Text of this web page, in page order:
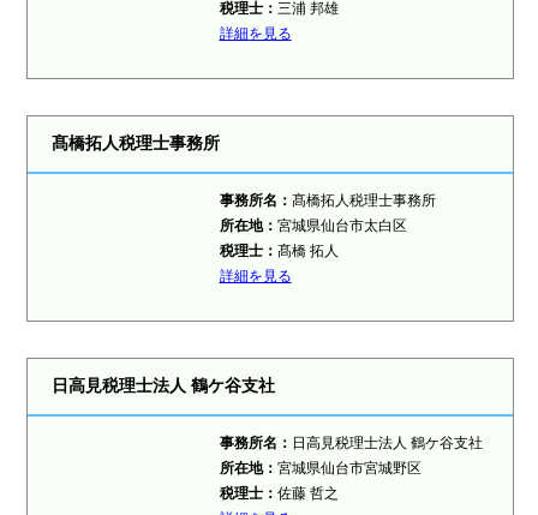
税理士： 三浦 邦雄
詳細を見る
髙橋拓人税理士事務所
事務所名： 髙橋拓人税理士事務所
所在地： 宮城県仙台市太白区
税理士： 髙橋 拓人
詳細を見る
日高見税理士法人 鶴ケ谷支社
事務所名： 日高見税理士法人 鶴ケ谷支社
所在地： 宮城県仙台市宮城野区
税理士： 佐藤 哲之